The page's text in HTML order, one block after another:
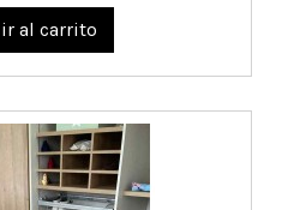
al carrito